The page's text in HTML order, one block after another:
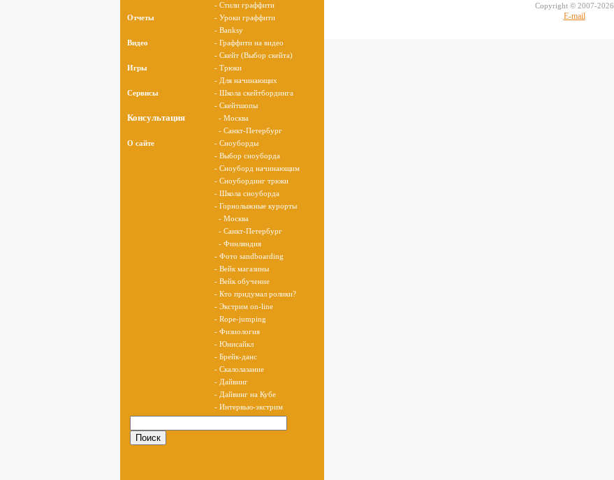
Отчеты
Видео
Игры
Сервисы
Консультация
О cайте
- Стили граффити
- Уроки граффити
- Banksy
- Граффити на видео
- Скейт (Выбор скейта)
- Трюки
- Для начинающих
- Школа скейтбординга
- Скейтшопы
- Москва
- Санкт-Петербург
- Сноуборды
- Выбор сноуборда
- Сноуборд начинающим
- Сноубординг трюки
- Школа сноуборда
- Горнолыжные курорты
- Москва
- Санкт-Петербург
- Финляндия
- Фото sandboarding
- Вейк магазины
- Вейк обучение
- Кто придумал ролики?
- Экстрим on-line
- Rope-jumping
- Физиология
- Юнисайкл
- Брейк-данс
- Скалолазание
- Дайвинг
- Дайвинг на Кубе
- Интервью-экстрим
Copyright © 2007-2026
E-mail